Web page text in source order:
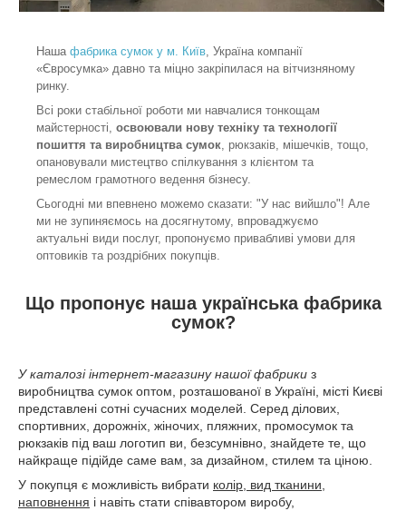
Наша фабрика сумок у м. Київ, Україна компанії
«Євросумка» давно та міцно закріпилася на вітчизняному
ринку.
Всі роки стабільної роботи ми навчалися тонкощам
майстерності, освоювали нову техніку та технології
пошиття та виробництва сумок, рюкзаків, мішечків, тощо,
опановували мистецтво спілкування з клієнтом та
ремеслом грамотного ведення бізнесу.
Сьогодні ми впевнено можемо сказати: "У нас вийшло"! Але
ми не зупиняємось на досягнутому, впроваджуємо
актуальні види послуг, пропонуємо привабливі умови для
оптовиків та роздрібних покупців.
Що пропонує наша українська фабрика
сумок?
У каталозі інтернет-магазину нашої фабрики з
виробництва сумок оптом, розташованої в Україні, місті Києві
представлені сотні сучасних моделей. Серед ділових,
спортивних, дорожніх, жіночих, пляжних, промосумок та
рюкзаків під ваш логотип ви, безсумнівно, знайдете те, що
найкраще підійде саме вам, за дизайном, стилем та ціною.
У покупця є можливість вибрати колір, вид тканини,
наповнення і навіть стати співавтором виробу,